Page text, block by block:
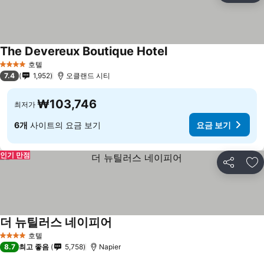
4 성급 호텔
The Devereux Boutique Hotel
7.4 1,952 오클랜드 시티
최저가 ₩103,746
6개 사이트의 요금 보기 요금 보기
공유 즐
인기 만점
4 성급 호텔
더 뉴틸러스 네이피어
8.7 최고 좋음 5,758 Napier